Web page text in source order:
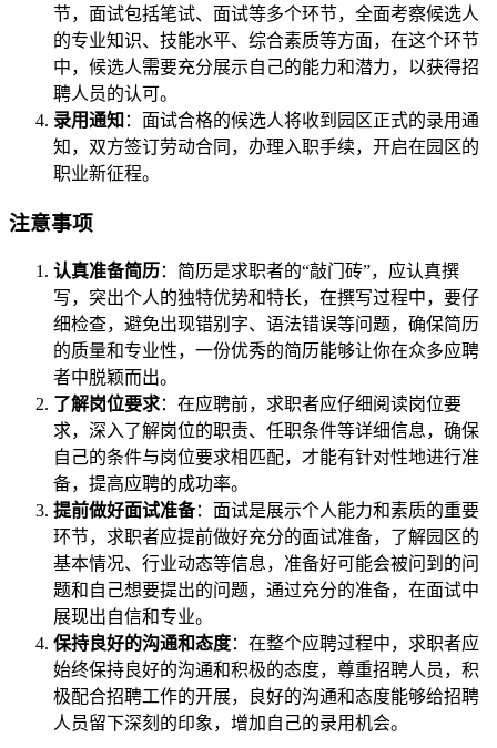
节，面试包括笔试、面试等多个环节，全面考察候选人
的专业知识、技能水平、综合素质等方面，在这个环节
中，候选人需要充分展示自己的能力和潜力，以获得招
聘人员的认可。
录用通知 ：面试合格的候选人将收到园区正式的录用通
知，双方签订劳动合同，办理入职手续，开启在园区的
职业新征程。
注意事项
认真准备简历：简历是求职者的“敲门砖”，应认真撰
写，突出个人的独特优势和特长，在撰写过程中，要仔
细检查，避免出现错别字、语法错误等问题，确保简历
的质量和专业性，一份优秀的简历能够让你在众多应聘
者中脱颖而出。
了解岗位要求：在应聘前，求职者应仔细阅读岗位要
求，深入了解岗位的职责、任职条件等详细信息，确保
自己的条件与岗位要求相匹配，才能有针对性地进行准
备，提高应聘的成功率。
提前做好面试准备：面试是展示个人能力和素质的重要
环节，求职者应提前做好充分的面试准备，了解园区的
基本情况、行业动态等信息，准备好可能会被问到的问
题和自己想要提出的问题，通过充分的准备，在面试中
展现出自信和专业。
保持良好的沟通和态度：在整个应聘过程中，求职者应
始终保持良好的沟通和积极的态度，尊重招聘人员，积
极配合招聘工作的开展，良好的沟通和态度能够给招聘
人员留下深刻的印象，增加自己的录用机会。